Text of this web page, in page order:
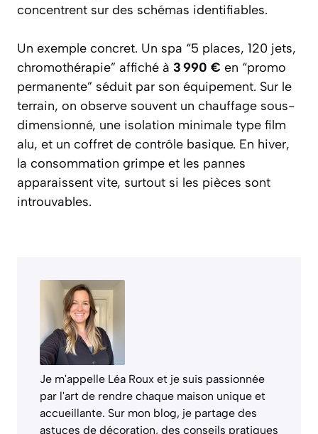
concentrent sur des schémas identifiables.
Un exemple concret. Un spa “5 places, 120 jets,
chromothérapie” affiché à 3 990 € en “promo
permanente” séduit par son équipement. Sur le
terrain, on observe souvent un chauffage sous-
dimensionné, une isolation minimale type film
alu, et un coffret de contrôle basique. En hiver,
la consommation grimpe et les pannes
apparaissent vite, surtout si les pièces sont
introuvables.
Je m'appelle Léa Roux et je suis passionnée
par l'art de rendre chaque maison unique et
accueillante. Sur mon blog, je partage des
astuces de décoration, des conseils pratiques